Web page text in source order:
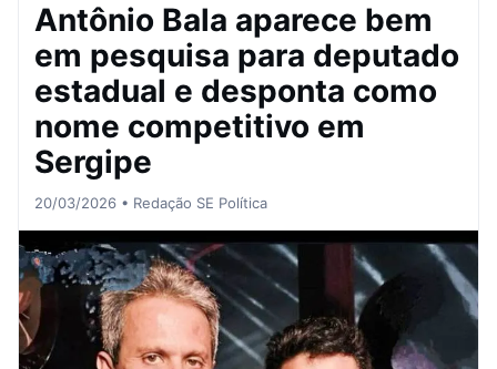
Antônio Bala aparece bem
em pesquisa para deputado
estadual e desponta como
nome competitivo em
Sergipe
20/03/2026 • Redação SE Política